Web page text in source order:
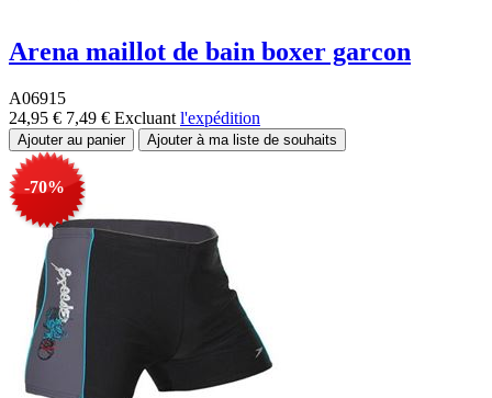
Arena maillot de bain boxer garcon
A06915
24,95 € 7,49 € Excluant l'expédition
-70%